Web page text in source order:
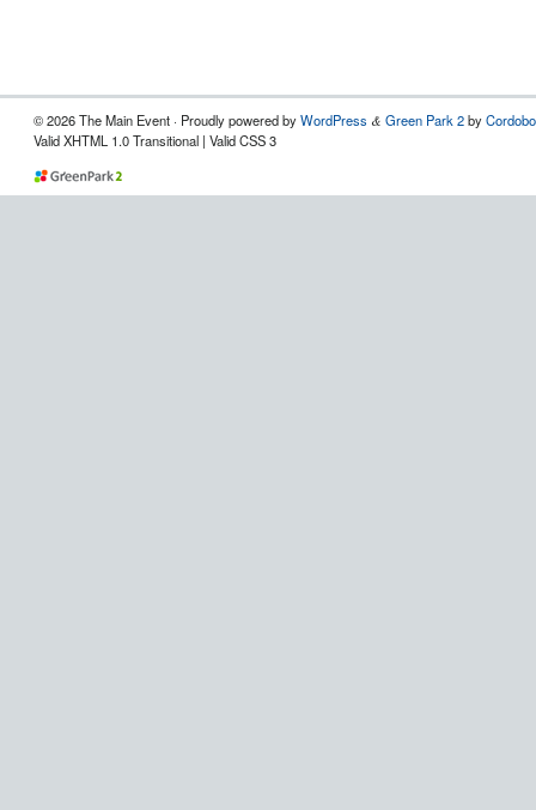
© 2026 The Main Event · Proudly powered byWordPress & Green Park 2byCordobo
Valid XHTML 1.0 Transitional | Valid CSS 3